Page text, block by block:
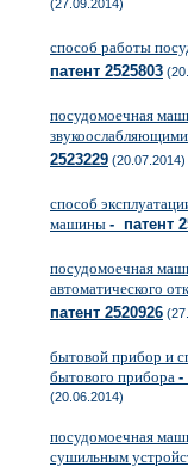
(27.09.2014)
способ работы
патент 2525803
посудомоечная
2523229 (20.07.2014)
способ
машины - патент
посудомоечная
автоматического
патент 2520926
бытовой прибор и
бытового прибора -
(20.06.2014)
посудомоечная
сушильным